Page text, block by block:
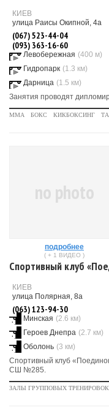
КИЕВ
улица Раисы Окипной, 4а
(067) 523-44-04
(093) 363-16-60
Левобережная (400 м)
Гидропарк (1.3 км)
Дарница (1.5 км)
Занятия проводят
MMA БОКС КИКБОКСИНГ
no photo
подробнее
( + 1 ВИДЕО )
Спортивный клуб
КИЕВ
улица Полярная, 8а
(063) 123-94-30
Минская (2.6 км)
Героев Днепра (2.7 км)
Оболонь (3 км)
Спортивный клуб
СШ №285.
ЗАЛЫ ГРУППОВЫХ ТРЕНИРОВОК